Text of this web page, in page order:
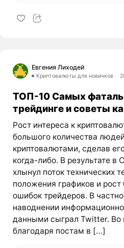
Евгения Лиходей
Криптовалюты для новичков
ТОП-10 Самых
трейдинге и советы
Рост интереса к
большого количества
криптовалютами, сделав
когда-либо. В результате
хлынул поток технических
положения графиков и
ошибок трейдеров. В
наводнении
данными сыграл Twitter. Во
благодаря постам в […]